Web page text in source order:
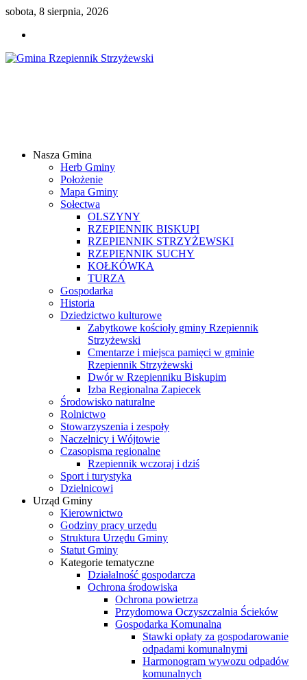
sobota, 8 sierpnia, 2026
Samorządowy
Internetowy
Nasza Gmina
Herb Gminy
Położenie
Mapa Gminy
Sołectwa
OLSZYNY
RZEPIENNIK BISKUPI
RZEPIENNIK STRZYŻEWSKI
RZEPIENNIK SUCHY
KOŁKÓWKA
TURZA
Gospodarka
Historia
Dziedzictwo kulturowe
Zabytkowe kościoły gminy Rzepiennik
Strzyżewski
Cmentarze i miejsca pamięci w gminie
Rzepiennik Strzyżewski
Dwór w Rzepienniku Biskupim
Izba Regionalna Zapiecek
Środowisko naturalne
Rolnictwo
Stowarzyszenia i zespoły
Naczelnicy i Wójtowie
Czasopisma regionalne
Rzepiennik wczoraj i dziś
Sport i turystyka
Dzielnicowi
Urząd Gminy
Kierownictwo
Godziny pracy urzędu
Struktura Urzędu Gminy
Statut Gminy
Kategorie tematyczne
Działalność gospodarcza
Ochrona środowiska
Ochrona powietrza
Przydomowa Oczyszczalnia Ścieków
Gospodarka Komunalna
Stawki opłaty za gospodarowanie
odpadami komunalnymi
Harmonogram wywozu odpadów
komunalnych